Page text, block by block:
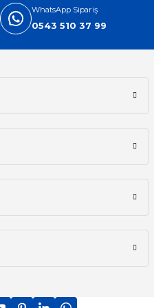
WhatsApp Sipariş
0543 510 37 99